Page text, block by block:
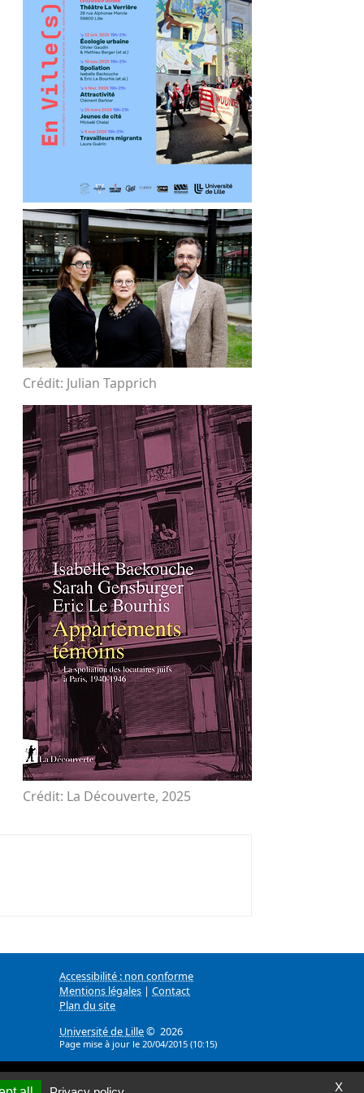
Crédit: Julian Tapprich
Crédit: La Découverte, 2025
Accessibilité : non conforme
Mentions légales | Contact
Plan du site
Université de Lille© 2026
Page mise à jour le 20/04/2015 (10:15)
X